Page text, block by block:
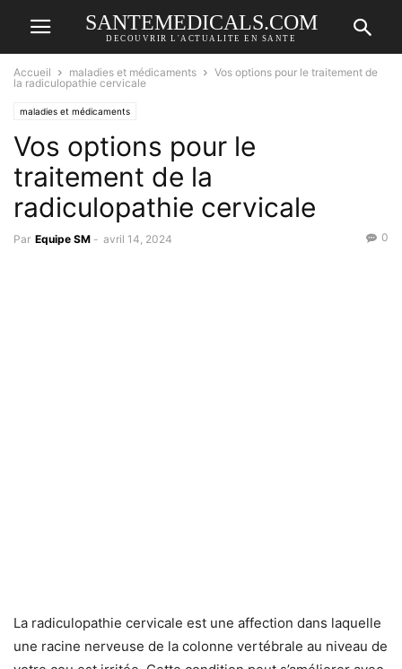
SANTEMEDICALS.COM
DECOUVRIR L'ACTUALITE EN SANTE
Accueil maladies et médicaments
Vos options pour le traitement de
la radiculopathie cervicale
maladies et médicaments
Vos options pour le
traitement de la
radiculopathie cervicale
Par Equipe SM - avril 14, 2024 0
La radiculopathie cervicale est une affection dans laquelle
une racine nerveuse de la colonne vertébrale au niveau de